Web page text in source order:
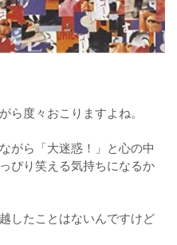
ら度々おこりますよね。
がら「大迷惑！」と心の中
ぴり笑える気持ちになるか
したことはないんですけど